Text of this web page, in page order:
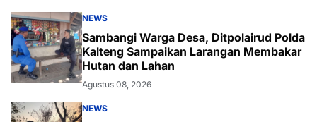
NEWS
Sambangi Warga Desa, Ditpolairud Polda
Kalteng Sampaikan Larangan Membakar
Hutan dan Lahan
Agustus 08, 2026
NEWS